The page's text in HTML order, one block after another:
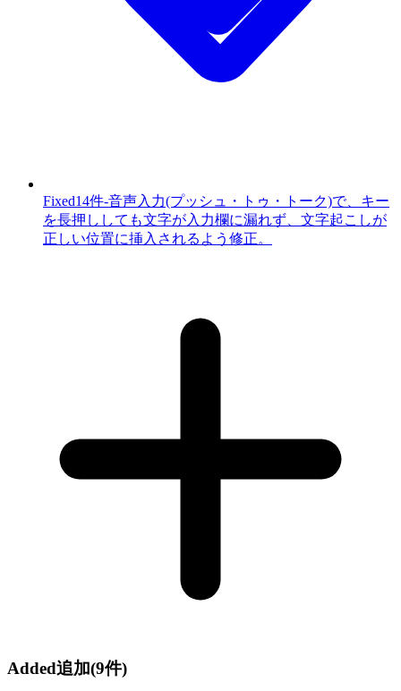
Fixed14件-音声入力(プッシュ・トゥ・トーク)で、キー
を長押ししても文字が入力欄に漏れず、文字起こしが
正しい位置に挿入されるよう修正。
Added追加(9件)